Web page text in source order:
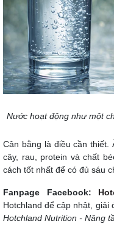
Nước hoạt động như một
Cân bằng là điều cần
cây, rau, protein và chất
cách tốt nhất để có đủ sáu
Fanpage Facebook:
Hotchland để cập nhật, giải
Hotchland Nutrition - Nâng